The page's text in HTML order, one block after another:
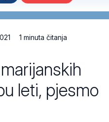
1 minuta čitanja
leti, pjesmo